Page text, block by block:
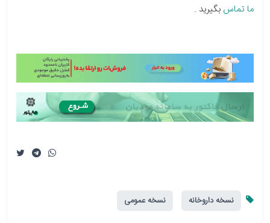
ما تماس بگیرید .
نسخه داروخانه نسخه عمومی